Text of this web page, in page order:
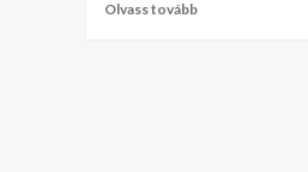
Olvass tovább